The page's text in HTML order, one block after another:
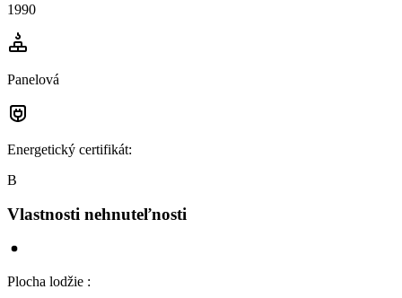
1990
Panelová
Energetický certifikát:
B
Vlastnosti nehnuteľnosti
Plocha lodžie :